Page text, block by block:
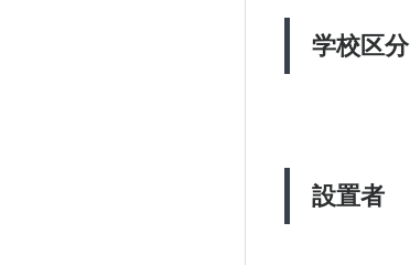
学校区分
設置者